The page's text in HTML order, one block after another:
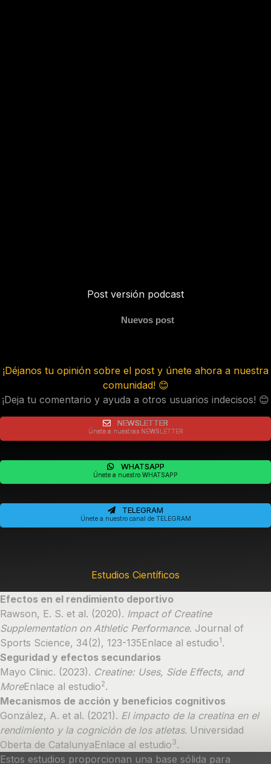
Post versión podcast
Nuevos post
¡Déjanos tu opinión sobre el post y únete ahora a nuestra
comunidad! 😊
¡Deja tu comentario y ayuda a otros usuarios indecisos! 😊
NEWSLETTER
Únete a nuestras NEWSLETTER
WHATSAPP
Únete a nuestro WHATSAPP
TELEGRAM
Únete a nuestro canal de TELEGRAM
Estudios Científicos
Efectos en el rendimiento deportivo
Rawson, E. S. et al. (2020). Impact of Creatine
Supplementation on Athletic Performance. Journal of
Sports Science, 34(2), 123-135Enlace al estudio1.
Seguridad y efectos secundarios
Mayo Clinic. (2023). Creatine: Uses, Side Effects, and
MoreEnlace al estudio2.
Mecanismos de acción y beneficios cognitivos
González, A. et al. (2021). El impacto de la creatina en el
rendimiento y la cognición de los atletas. Universidad
Oberta de CatalunyaEnlace al estudio3.
Estos estudios proporcionan una base sólida para